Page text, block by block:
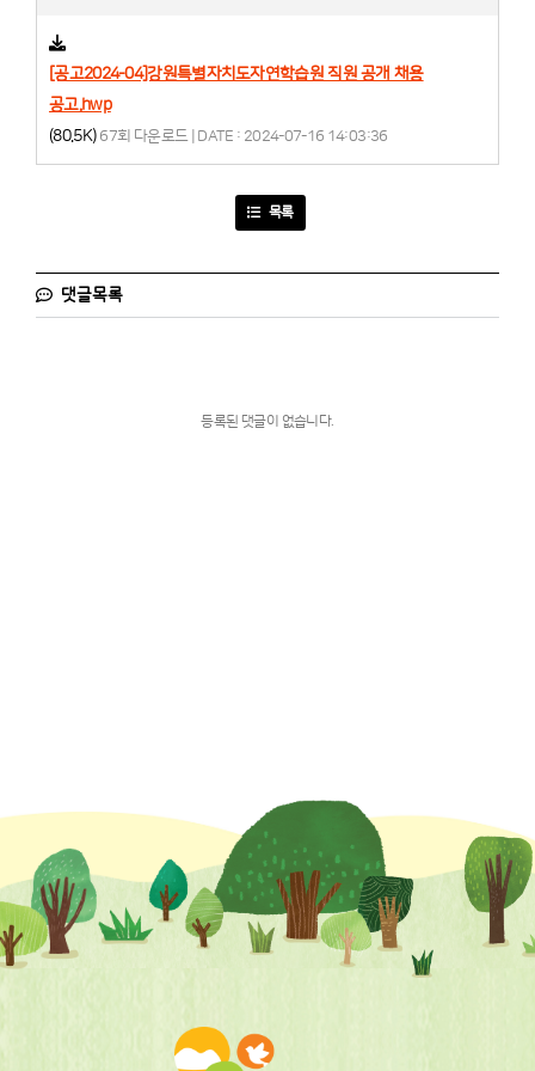
[공고2024-04]강원특별자치도자연학습원 직원 공개 채용
공고.hwp
(80.5K) 67회 다운로드 | DATE : 2024-07-16 14:03:36
목록
댓글목록
등록된 댓글이 없습니다.